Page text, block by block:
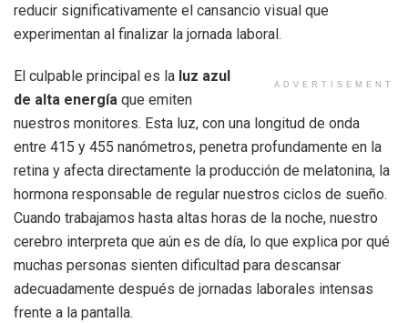
reducir significativamente el cansancio visual que
experimentan al finalizar la jornada laboral.
ADVERTISEMENT
El culpable principal es la luz azul
de alta energía que emiten
nuestros monitores. Esta luz, con una longitud de onda
entre 415 y 455 nanómetros, penetra profundamente en la
retina y afecta directamente la producción de melatonina, la
hormona responsable de regular nuestros ciclos de sueño.
Cuando trabajamos hasta altas horas de la noche, nuestro
cerebro interpreta que aún es de día, lo que explica por qué
muchas personas sienten dificultad para descansar
adecuadamente después de jornadas laborales intensas
frente a la pantalla.